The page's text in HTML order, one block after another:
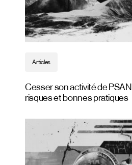
Articles
Cesser son activité de PSAN
risques et bonnes pratiques